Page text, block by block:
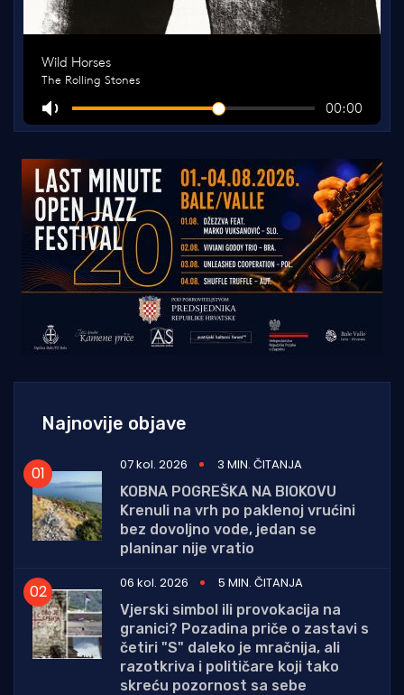
Najnovije objave
07 kol. 2026
3 MIN. ČITANJA
KOBNA POGREŠKA NA BIOKOVU
Krenuli na vrh po paklenoj vrućini
bez dovoljno vode, jedan se
planinar nije vratio
06 kol. 2026
5 MIN. ČITANJA
Vjerski simbol ili provokacija na
granici? Pozadina priče o zastavi s
četiri "S" daleko je mračnija, ali
razotkriva i političare koji tako
skreću pozornost sa sebe